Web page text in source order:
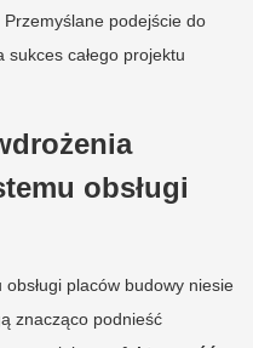
podejście do
sukces całego projektu
obsługi
placów budowy niesie
znacząco podnieść